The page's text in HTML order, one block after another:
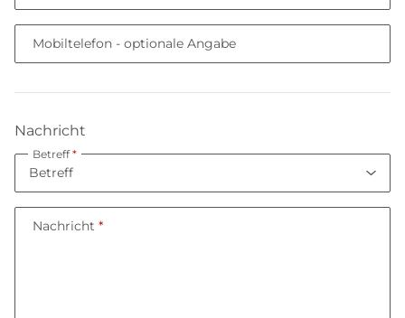
Mobiltelefon - optionale Angabe
Nachricht
Betreff
Nachricht